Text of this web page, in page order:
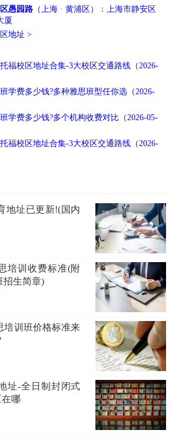
愚园路 （上海 · 黄浦区）：上海市静安区
厦
地址 >
福校区地址合集-3大校区交通路线（2026-
学费多少钱?多种雅思班型任你选（2026-
学费多少钱?多个机构收费对比（2026-05-
福校区地址合集-3大校区交通路线（2026-
地址已更新!(国内
培训收费标准(附
招生简章)
培训班价格标准来
址-全日制封闭式
在哪